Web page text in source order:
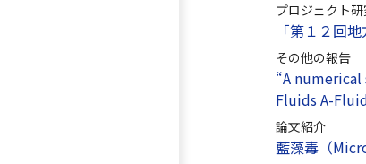
プロジェクト
「第１２回
その他の報告
“A
Fluids A-
論文紹介
藍藻毒（